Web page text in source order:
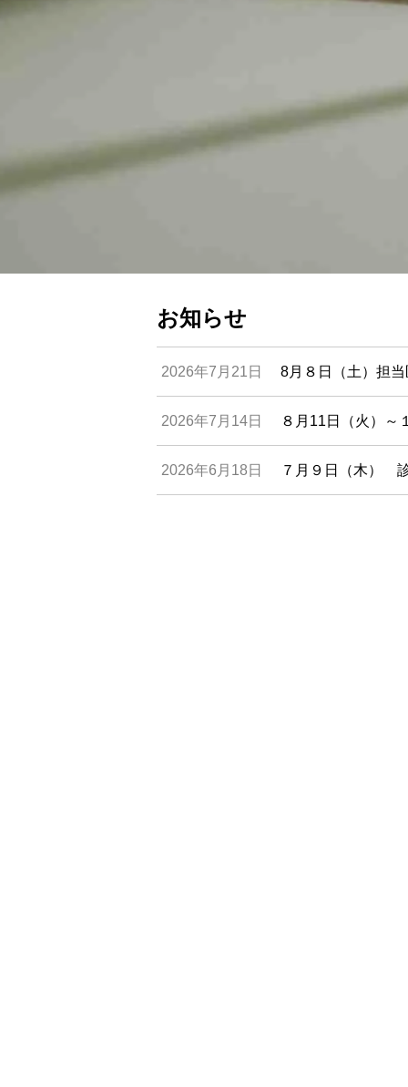
お知らせ
2026年7月21日 8月８日（土）担
2026年7月14日 ８月11日（火）～
2026年6月18日 ７月９日（木）